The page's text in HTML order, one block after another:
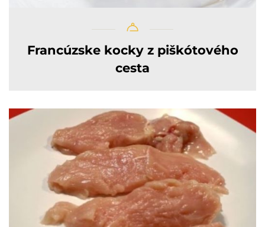
Francúzske kocky z piškótového
cesta